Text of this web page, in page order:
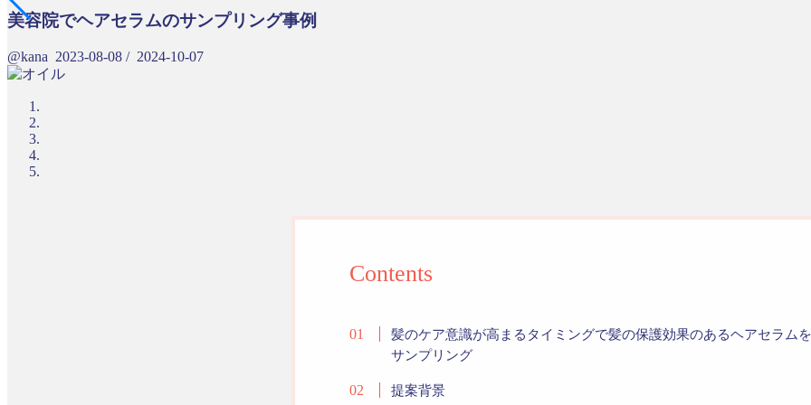
美容院でヘアセラムのサンプリング事例
@kana 2023-08-08 / 2024-10-07
Contents
髪のケア意識が高まるタイミングで髪の保護効果のあるヘアセラム
サンプリング
提案背景